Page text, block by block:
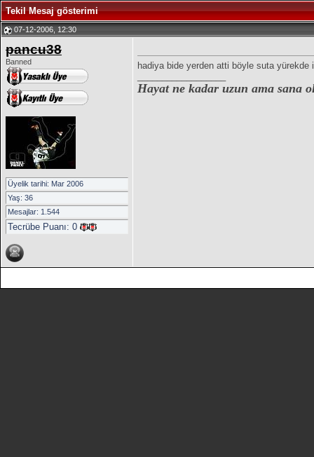
Tekil Mesaj gösterimi
07-12-2006, 12:30
pancu38
Banned
Üyelik tarihi: Mar 2006
Yaş: 36
Mesajlar: 1.544
Tecrübe Puanı: 0
hadiya bide yerden atti böyle suta yürekde
Hayat ne kadar uzun ama sana